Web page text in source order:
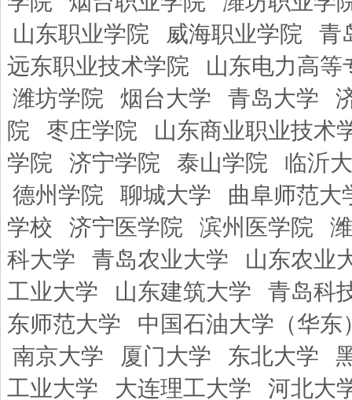
山东职业学院
威海职业学院
青
远东职业技术学院
山东电力高等
潍坊学院
烟台大学 青岛大学
院
枣庄学院
山东商业职业技术
学院
济宁学院 泰山学院
临沂
德州学院
聊城大学
曲阜师范大
学校
济宁医学院 滨州医学院
科大学
青岛农业大学
山东农业
工业大学
山东建筑大学
青岛科
东师范大学
中国石油大学（华东
南京大学
厦门大学 东北大学
工业大学
大连理工大学 河北大